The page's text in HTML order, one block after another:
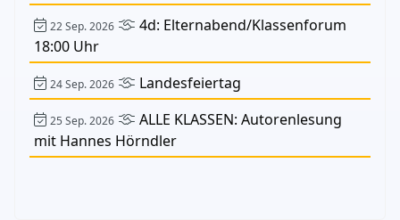
22 Sep. 2026
4d: Elternabend/Klassenforum
18:00 Uhr
24 Sep. 2026 Landesfeiertag
25 Sep. 2026
ALLE KLASSEN: Autorenlesung
mit Hannes Hörndler